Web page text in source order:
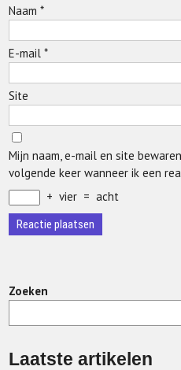
Naam*
E-mail*
Site
Mijn naam, e-mail en site
volgende keer wanneer ik een
+ vier = acht
Zoeken
Laatste artikelen